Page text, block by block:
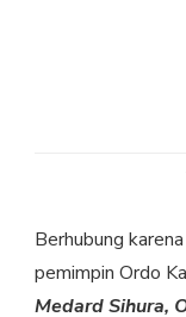
Berhubung
pemimpin Ordo
Medard Sihura,